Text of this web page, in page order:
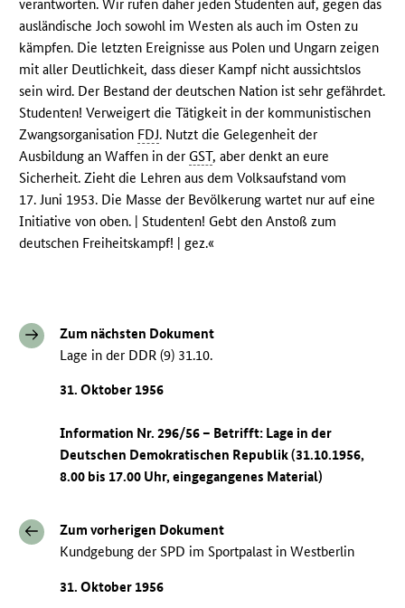
verantworten. Wir rufen daher jeden Studenten auf, gegen das
ausländische Joch sowohl im Westen als auch im Osten zu
kämpfen. Die letzten Ereignisse aus Polen und Ungarn zeigen
mit aller Deutlichkeit, dass dieser Kampf nicht aussichtslos
sein wird. Der Bestand der deutschen Nation ist sehr gefährdet.
Studenten! Verweigert die Tätigkeit in der kommunistischen
Zwangsorganisation FDJ. Nutzt die Gelegenheit der
Ausbildung an Waffen in der GST, aber denkt an eure
Sicherheit. Zieht die Lehren aus dem Volksaufstand vom
17. Juni 1953. Die Masse der Bevölkerung wartet nur auf eine
Initiative von oben. | Studenten! Gebt den Anstoß zum
deutschen Freiheitskampf! | gez.«
Zum nächsten Dokument
Lage in der DDR (9) 31.10.
31. Oktober 1956
Information Nr. 296/56 – Betrifft: Lage in der
Deutschen Demokratischen Republik (31.10.1956,
8.00 bis 17.00 Uhr, eingegangenes Material)
Zum vorherigen Dokument
Kundgebung der SPD im Sportpalast in Westberlin
31. Oktober 1956